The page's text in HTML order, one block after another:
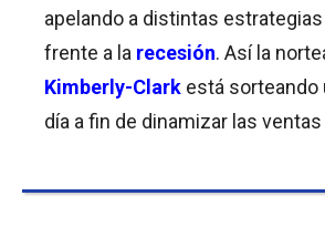
apelando a distintas
frente a la recesión. Así la
Kimberly-Clark está sorteando
día a fin de dinamizar las ventas